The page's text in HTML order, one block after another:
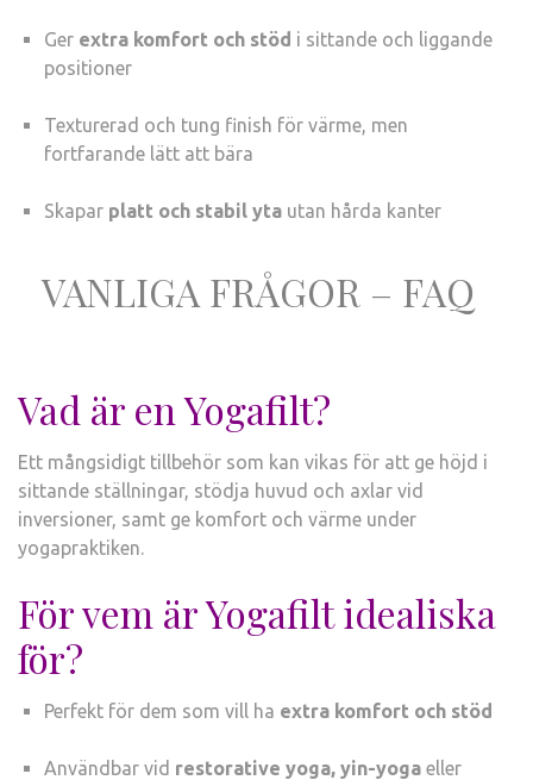
Ger extra komfort och stöd i sittande och liggande
positioner
Texturerad och tung finish för värme, men
fortfarande lätt att bära
Skapar platt och stabil yta utan hårda kanter
VANLIGA FRÅGOR – FAQ
Vad är en Yogafilt?
Ett mångsidigt tillbehör som kan vikas för att ge höjd i
sittande ställningar, stödja huvud och axlar vid
inversioner, samt ge komfort och värme under
yogapraktiken.
För vem är Yogafilt idealiska
för?
Perfekt för dem som vill ha extra komfort och stöd
Användbar vid restorative yoga, yin-yoga eller